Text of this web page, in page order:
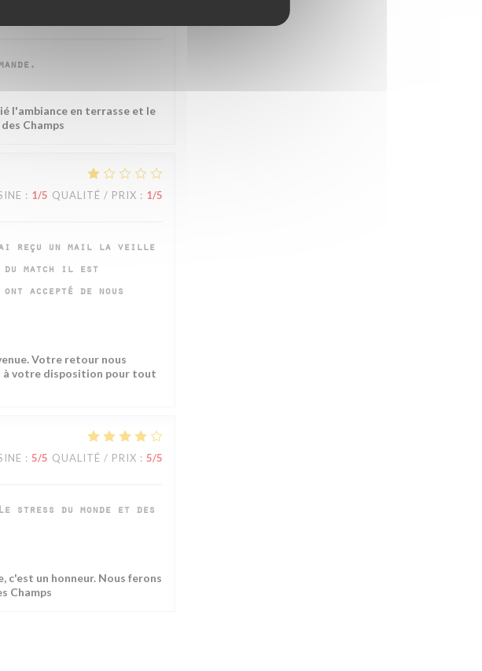
l'ambiance en terrasse et le
Champs
: 1/5 QUALITÉ / PRIX : 1/5
ai reçu un mail la veille
du match il est
accepté de nous
Votre retour nous
à votre disposition pour tout
: 5/5 QUALITÉ / PRIX : 5/5
stress du monde et des
un honneur. Nous ferons
Champs